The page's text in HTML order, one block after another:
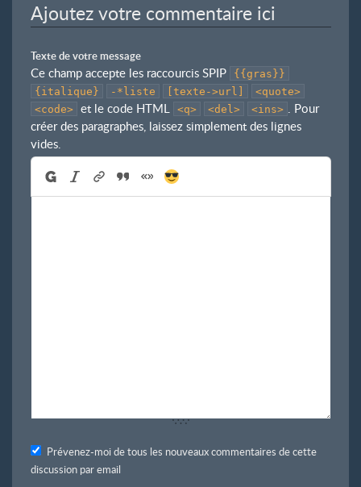
Ajoutez votre commentaire ici
Texte de votre message
Ce champ accepte les raccourcis SPIP
{{gras}}
{italique}
-*liste [texte->url]
<quote>
<code>
et le code HTML <q> <del> <ins>
. Pour
créer des paragraphes, laissez simplement des lignes
vides.
Prévenez-moi de tous les nouveaux commentaires de cette
discussion par email